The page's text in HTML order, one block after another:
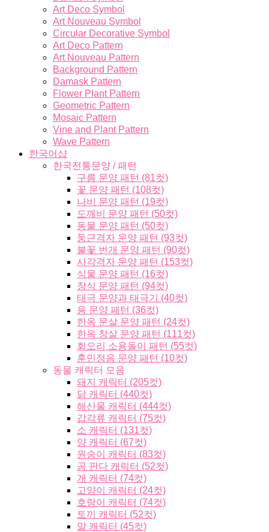
Art Deco Symbol
Art Nouveau Symbol
Circular Decorative Symbol
Art Deco Pattern
Art Nouveau Pattern
Background Pattern
Damask Pattern
Flower Plant Pattern
Geometric Pattern
Mosaic Pattern
Vine and Plant Pattern
Wave Pattern
한국어샵
한국전통문양 / 패턴
구름 문양 패턴 (81컷)
꽃 문양 패턴 (108컷)
나비 문양 패턴 (19컷)
도깨비 문양 패턴 (50컷)
동물 문양 패턴 (50컷)
둥근격자 문양 패턴 (93컷)
불꽃 번개 문양 패턴 (90컷)
사각격자 문양 패턴 (153컷)
식물 문양 패턴 (16컷)
장식 문양 패턴 (94컷)
태극 문양과 태극기 (40컷)
용 문양 패턴 (36컷)
한옥 문살 문양 패턴 (24컷)
한옥 창살 문양 패턴 (111컷)
회오리 소용돌이 패턴 (55컷)
훈민정음 문양 패턴 (10컷)
동물 캐릭터 모음
돼지 캐릭터 (205컷)
닭 캐릭터 (440컷)
해산물 캐릭터 (444컷)
갑각류 캐릭터 (75컷)
소 캐릭터 (131컷)
양 캐릭터 (67컷)
원숭이 캐릭터 (83컷)
곰 판다 캐릭터 (52컷)
개 캐릭터 (74컷)
고양이 캐릭터 (24컷)
호랑이 캐릭터 (74컷)
토끼 캐릭터 (52컷)
말 캐릭터 (45컷)